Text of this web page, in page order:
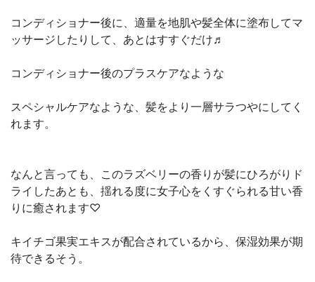
コンディショナー後に、適量を地肌や髪全体に塗布してマ
ッサージしたりして、あとはすすぐだけ♬
コンディショナー後のプラスケアなような
スペシャルケアなような、髪をより一層サラつやにしてく
れます。
なんと言っても、このラズベリーの香りが髪にひろがりド
ライしたあとも、揺れる度に女子心をくすぐられる甘い香
りに癒されます♡
キイチゴ果実エキスが配合されているから、保湿効果が期
待できるそう。